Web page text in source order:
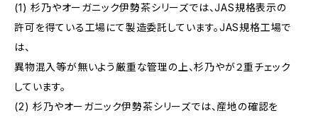
(1) 杉乃やオーガニック伊勢茶シリーズでは、JAS規格表示の
許可を得ている工場にて製造委託しています。JAS規格工場で
は、
異物混入等が無いよう厳重な管理の上、杉乃やが２重チェック
しています。
(2) 杉乃やオーガニック伊勢茶シリーズでは、産地の確認を